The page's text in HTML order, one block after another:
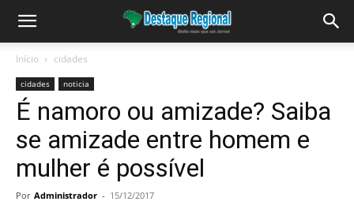
Início cidades
cidades noticia
É namoro ou amizade? Saiba
se amizade entre homem e
mulher é possível
Por Administrador - 15/12/2017